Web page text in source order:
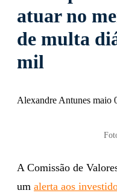
atuar no
de multa
mil
Alexandre Antunes maio
A Comissão de
um alerta aos